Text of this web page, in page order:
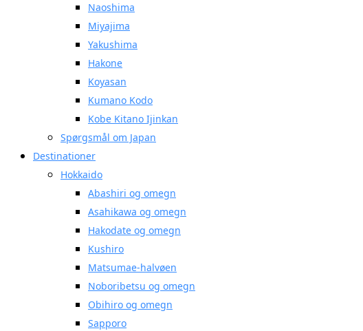
Naoshima
Miyajima
Yakushima
Hakone
Koyasan
Kumano Kodo
Kobe Kitano Ijinkan
Spørgsmål om Japan
Destinationer
Hokkaido
Abashiri og omegn
Asahikawa og omegn
Hakodate og omegn
Kushiro
Matsumae-halvøen
Noboribetsu og omegn
Obihiro og omegn
Sapporo